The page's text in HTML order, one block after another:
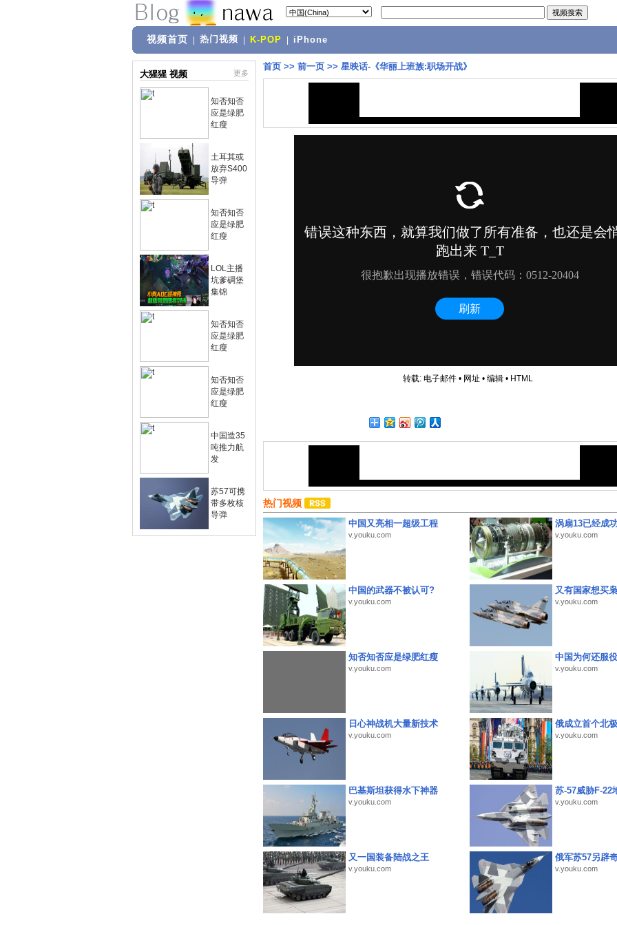
视频首页 热门视频 K-POP iPhone
大猩猩 视频 更多
知否知否
应是绿肥
红瘦
土耳其或
放弃S400
导弹
知否知否
应是绿肥
红瘦
LOL主播
坑爹碉堡
集锦
知否知否
应是绿肥
红瘦
知否知否
应是绿肥
红瘦
中国造35
吨推力航
发
苏57可携
带多枚核
导弹
首页 >> 前一页 >> 星映话-《华丽上班族:职场开战》
转载: 电子邮件• 网址 • 编辑• HTML
热门视频
中国又亮相一超级工程
v.youku.com
涡扇13已经成
v.youku.com
中国的武器不被认可?
v.youku.com
又有国家想买
v.youku.com
知否知否应是绿肥红瘦
v.youku.com
中国为何还服
v.youku.com
日心神战机大量新技术
v.youku.com
俄成立首个北
v.youku.com
巴基斯坦获得水下神器
v.youku.com
苏-57威胁F-22
v.youku.com
又一国装备陆战之王
v.youku.com
俄军苏57另辟
v.youku.com